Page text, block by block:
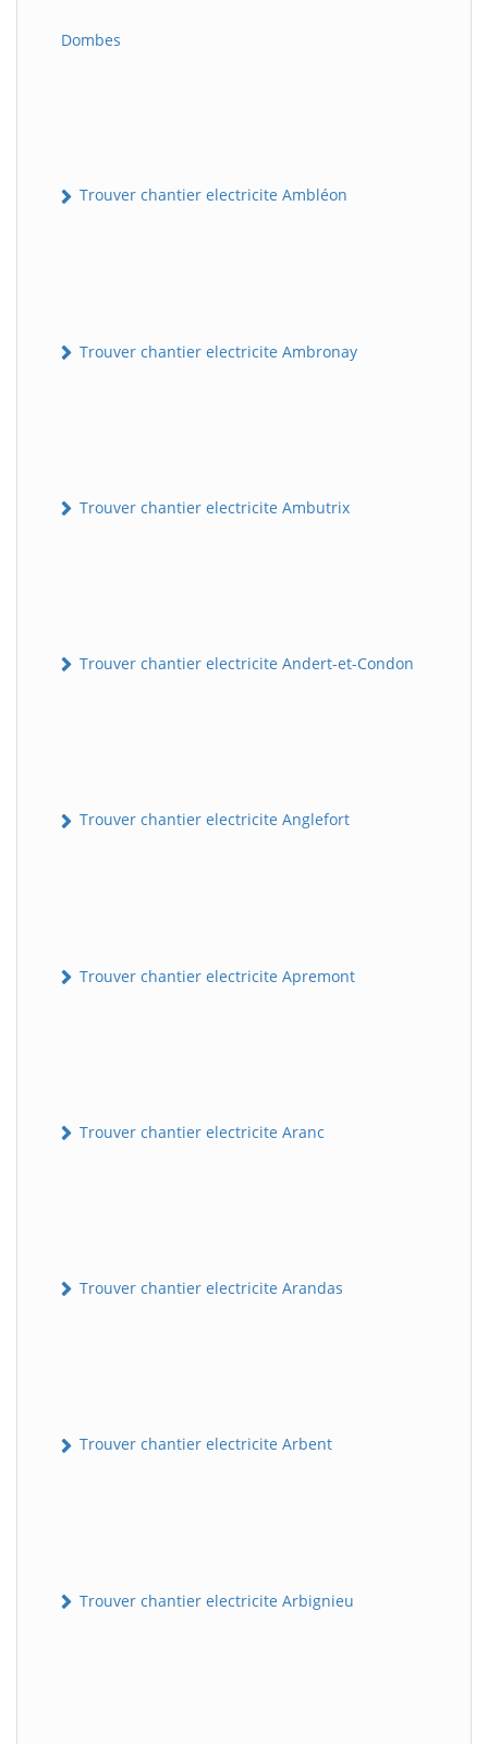
Dombes
Trouver chantier electricite Ambléon
Trouver chantier electricite Ambronay
Trouver chantier electricite Ambutrix
Trouver chantier electricite Andert-et-Condon
Trouver chantier electricite Anglefort
Trouver chantier electricite Apremont
Trouver chantier electricite Aranc
Trouver chantier electricite Arandas
Trouver chantier electricite Arbent
Trouver chantier electricite Arbignieu